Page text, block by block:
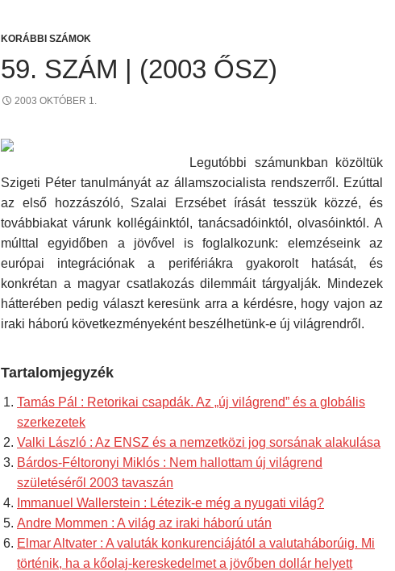
KORÁBBI SZÁMOK
59. SZÁM | (2003 ŐSZ)
2003 OKTÓBER 1.
Legutóbbi számunkban közöltük
Szigeti Péter tanulmányát az államszocialista rendszerről. Ezúttal
az első hozzászóló, Szalai Erzsébet írását tesszük közzé, és
továbbiakat várunk kollégáinktól, tanácsadóinktól, olvasóinktól. A
múlttal egyidőben a jövővel is foglalkozunk: elemzéseink az
európai integrációnak a perifériákra gyakorolt hatását, és
konkrétan a magyar csatlakozás dilemmáit tárgyalják. Mindezek
hátterében pedig választ keresünk arra a kérdésre, hogy vajon az
iraki háború következményeként beszélhetünk-e új világrendről.
Tartalomjegyzék
Tamás Pál : Retorikai csapdák. Az „új világrend” és a globális
szerkezetek
Valki László : Az ENSZ és a nemzetközi jog sorsának alakulása
Bárdos-Féltoronyi Miklós : Nem hallottam új világrend
születéséről 2003 tavaszán
Immanuel Wallerstein : Létezik-e még a nyugati világ?
Andre Mommen : A világ az iraki háború után
Elmar Altvater : A valuták konkurenciájától a valutaháborúig. Mi
történik, ha a kőolaj-kereskedelmet a jövőben dollár helyett